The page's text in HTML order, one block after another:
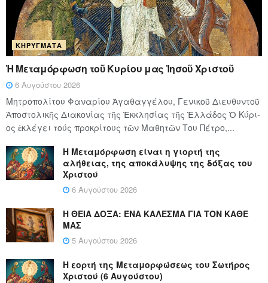
ΚΗΡΎΓΜΑΤΑ
Ἡ Μεταμόρφωση τοῦ Κυρίου μας Ἰησοῦ Χριστοῦ
6 Αυγούστου 2026
Μητροπολίτου Φαναρίου Ἀγαθαγγέλου, Γενικοῦ Διευθυντοῦ
Ἀποστολικῆς Διακονίας τῆς Ἐκκλησίας τῆς Ἑλλάδος Ὁ Κύ­ρι­
ος ἐκλέγει τούς προ­κρί­τους τῶν Μα­θη­τῶν Του Πέ­τρο,...
Η Μεταμόρφωση είναι η γιορτή της
αλήθειας, της αποκάλυψης της δόξας του
Χριστού
6 Αυγούστου 2026
Η ΘΕΙΑ ΔΟΞΑ: ΈΝΑ ΚΑΛΕΣΜΑ ΓΙΑ ΤΟΝ ΚΑΘΕ
ΜΑΣ
5 Αυγούστου 2026
Η εορτή της Μεταμορφώσεως του Σωτήρος
Χριστού (6 Αυγούστου)